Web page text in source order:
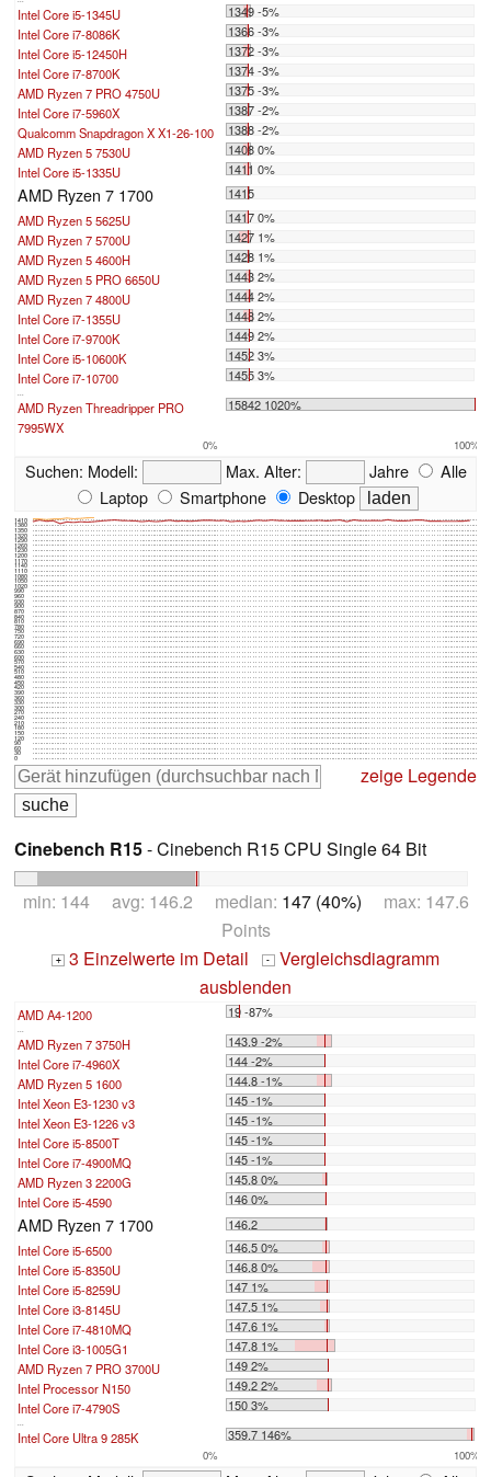
Intel Core i5-1345U
1349 -5%
Intel Core i7-8086K
1366 -3%
Intel Core i5-12450H
1372 -3%
Intel Core i7-8700K
1374 -3%
AMD Ryzen 7 PRO 4750U
1375 -3%
Intel Core i7-5960X
1387 -2%
Qualcomm Snapdragon X X1-26-100
1388 -2%
AMD Ryzen 5 7530U
1408 0%
Intel Core i5-1335U
1411 0%
AMD Ryzen 7 1700
1415
AMD Ryzen 5 5625U
1417 0%
AMD Ryzen 7 5700U
1427 1%
AMD Ryzen 5 4600H
1428 1%
AMD Ryzen 5 PRO 6650U
1443 2%
AMD Ryzen 7 4800U
1444 2%
Intel Core i7-1355U
1448 2%
Intel Core i7-9700K
1449 2%
Intel Core i5-10600K
1452 3%
Intel Core i7-10700
1455 3%
AMD Ryzen Threadripper PRO
7995WX
15842 1020%
0% 100%
Suchen: Modell: Max. Alter: Jahre
Alle
Laptop
Smartphone Desktop
0
30
60
90
120
150
180
210
240
270
300
330
360
390
420
450
480
510
540
570
600
630
660
690
720
750
780
810
840
870
900
930
960
990
1020
1050
1080
1110
1140
1170
1200
1230
1260
1290
1320
1350
1380
1410
zeige Legende
Cinebench R15- Cinebench R15 CPU Single 64 Bit
min: 144 avg: 146.2 median: 147 (40%) max: 147.6
Points
+ 3 Einzelwerte im Detail - Vergleichsdiagramm
ausblenden
AMD A4-1200 19 -87%
...
AMD Ryzen 7 3750H
143.9 -2%
Intel Core i7-4960X
144 -2%
AMD Ryzen 5 1600
144.8 -1%
Intel Xeon E3-1230 v3
145 -1%
Intel Xeon E3-1226 v3
145 -1%
Intel Core i5-8500T
145 -1%
Intel Core i7-4900MQ
145 -1%
AMD Ryzen 3 2200G
145.8 0%
Intel Core i5-4590
146 0%
AMD Ryzen 7 1700
146.2
Intel Core i5-6500
146.5 0%
Intel Core i5-8350U
146.8 0%
Intel Core i5-8259U
147 1%
Intel Core i3-8145U
147.5 1%
Intel Core i7-4810MQ
147.6 1%
Intel Core i3-1005G1
147.8 1%
AMD Ryzen 7 PRO 3700U
149 2%
Intel Processor N150
149.2 2%
Intel Core i7-4790S
150 3%
...
Intel Core Ultra 9 285K 359.7 146%
0% 100%